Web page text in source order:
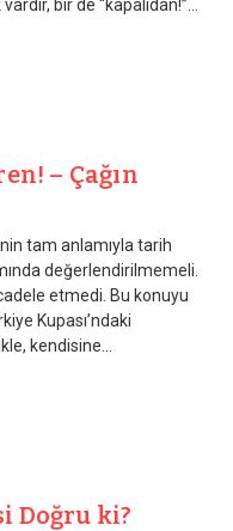
bir de “kapalıdan!”...
– Çağın
tam anlamıyla tarih
değerlendirilmemeli.
etmedi. Bu konuyu
Kupası’ndaki
kendisine...
Doğru ki?